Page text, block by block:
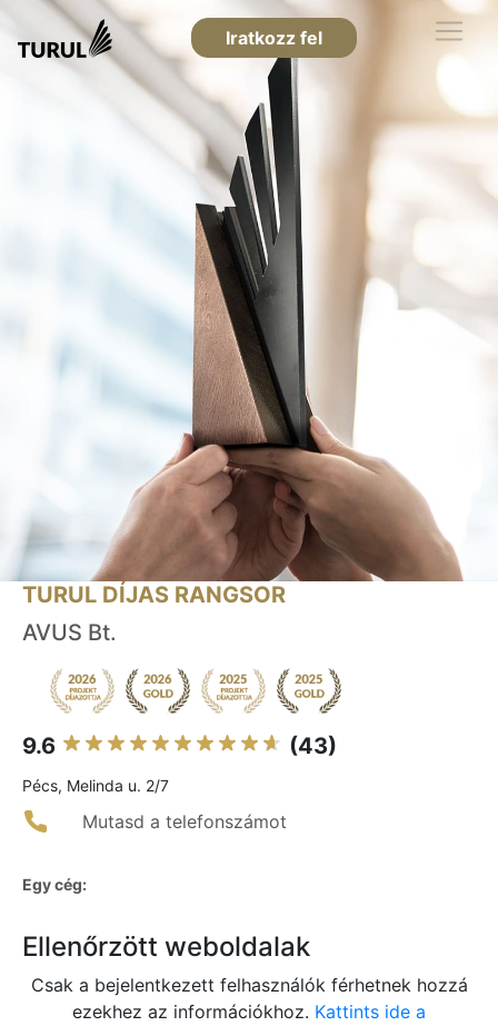
Iratkozz fel
TURUL DÍJAS RANGSOR
AVUS Bt.
9.6 (43)
Pécs, Melinda u. 2/7
Mutasd a telefonszámot
Egy cég:
Ellenőrzött weboldalak
Csak a bejelentkezett felhasználók férhetnek hozzá
ezekhez az információkhoz. Kattints ide a